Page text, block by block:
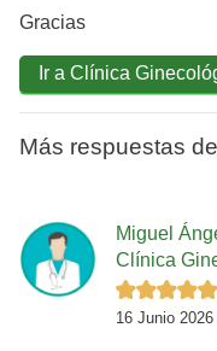
Gracias
Ir a Clínica
Más respuestas
Miguel
Clínica
16 Junio 2026